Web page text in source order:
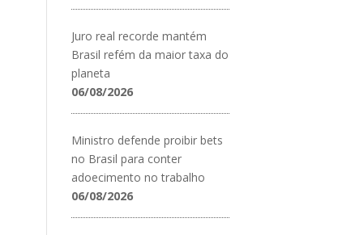
Juro real recorde mantém
Brasil refém da maior taxa do
planeta
06/08/2026
Ministro defende proibir bets
no Brasil para conter
adoecimento no trabalho
06/08/2026